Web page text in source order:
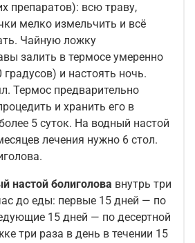
препаратов): всю траву,
мелко измельчить и всё
Чайную ложку
залить в термосе умеренно
градусов) и настоять ночь.
Термос предварительно
и хранить его в
5 суток. На водный настой
лечения нужно 6 стол.
настой болиголова внутрь три
до еды: первые 15 дней — по
15 дней — по десертной
три раза в день в течении 15